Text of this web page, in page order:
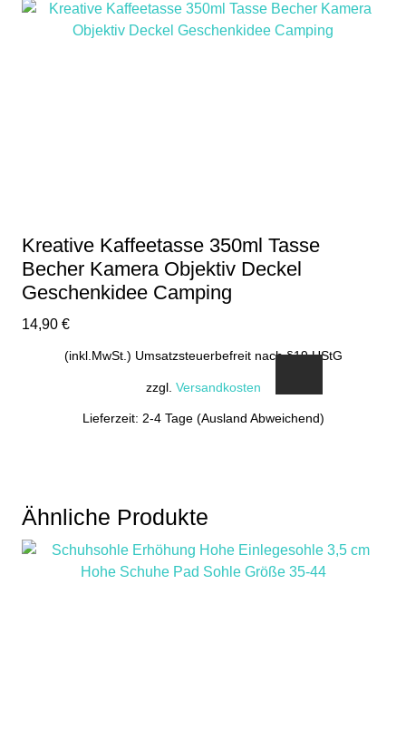
Kreative Kaffeetasse 350ml Tasse
Becher Kamera Objektiv Deckel
Geschenkidee Camping
14,90 €
(inkl.MwSt.) Umsatzsteuerbefreit nach §19 UStG
zzgl. Versandkosten
Lieferzeit: 2-4 Tage (Ausland Abweichend)
Ähnliche Produkte